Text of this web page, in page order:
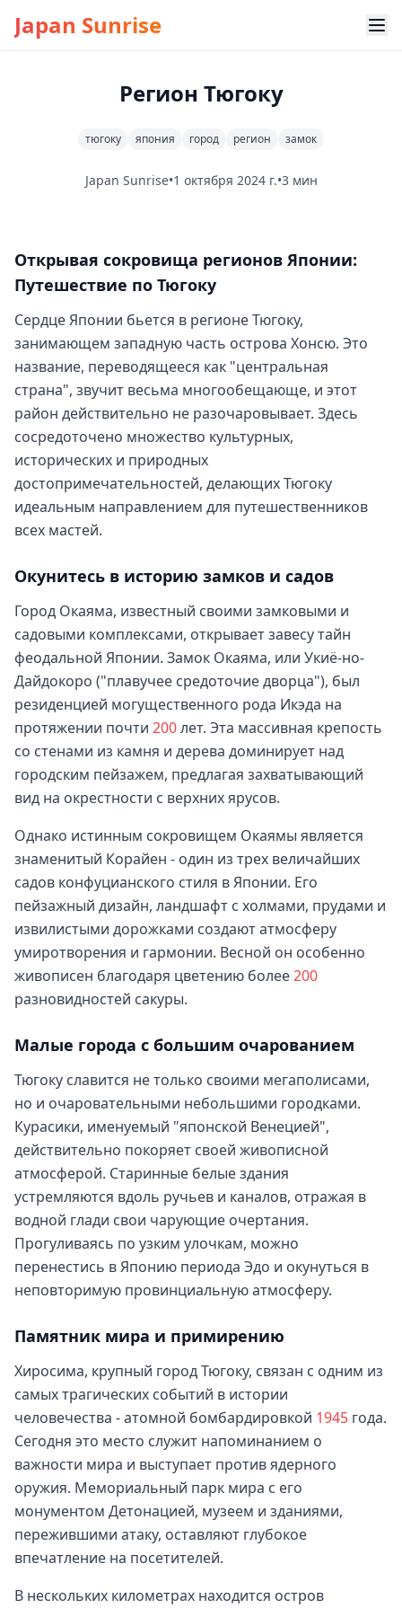
Japan Sunrise
Регион Тюгоку
тюгоку япония город регион замок
Japan Sunrise•1 октября 2024 г.•3 мин
Открывая сокровища регионов Японии:
Путешествие по Тюгоку
Сердце Японии бьется в регионе Тюгоку,
занимающем западную часть острова Хонсю. Это
название, переводящееся как "центральная
страна", звучит весьма многообещающе, и этот
район действительно не разочаровывает. Здесь
сосредоточено множество культурных,
исторических и природных
достопримечательностей, делающих Тюгоку
идеальным направлением для путешественников
всех мастей.
Окунитесь в историю замков и садов
Город Окаяма, известный своими замковыми и
садовыми комплексами, открывает завесу тайн
феодальной Японии. Замок Окаяма, или Укиё-но-
Дайдокоро ("плавучее средоточие дворца"), был
резиденцией могущественного рода Икэда на
протяжении почти 200лет. Эта массивная крепость
со стенами из камня и дерева доминирует над
городским пейзажем, предлагая захватывающий
вид на окрестности с верхних ярусов.
Однако истинным сокровищем Окаямы является
знаменитый Корайен - один из трех величайших
садов конфуцианского стиля в Японии. Его
пейзажный дизайн, ландшафт с холмами, прудами и
извилистыми дорожками создают атмосферу
умиротворения и гармонии. Весной он особенно
живописен благодаря цветению более200
разновидностей сакуры.
Малые города с большим очарованием
Тюгоку славится не только своими мегаполисами,
но и очаровательными небольшими городками.
Курасики, именуемый "японской Венецией",
действительно покоряет своей живописной
атмосферой. Старинные белые здания
устремляются вдоль ручьев и каналов, отражая в
водной глади свои чарующие очертания.
Прогуливаясь по узким улочкам, можно
перенестись в Японию периода Эдо и окунуться в
неповторимую провинциальную атмосферу.
Памятник мира и примирению
Хиросима, крупный город Тюгоку, связан с одним из
самых трагических событий в истории
человечества - атомной бомбардировкой 1945 года.
Сегодня это место служит напоминанием о
важности мира и выступает против ядерного
оружия. Мемориальный парк мира с его
монументом Детонацией, музеем и зданиями,
пережившими атаку, оставляют глубокое
впечатление на посетителей.
В нескольких километрах находится остров